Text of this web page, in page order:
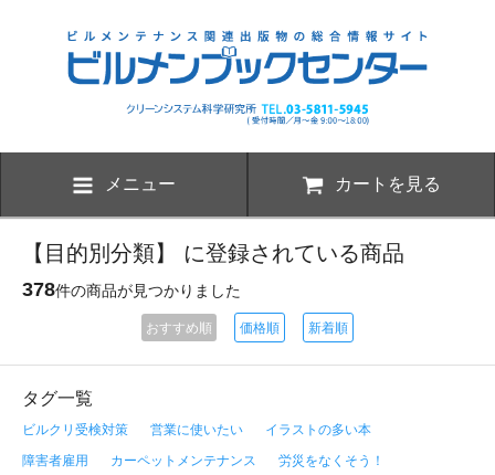
メニュー カートを見る
【目的別分類】 に登録されている商品
378件の商品が見つかりました
おすすめ順 価格順 新着順
タグ一覧
ビルクリ受検対策 営業に使いたい
イラストの多い本
障害者雇用
カーペットメンテナンス
労災をなくそう！